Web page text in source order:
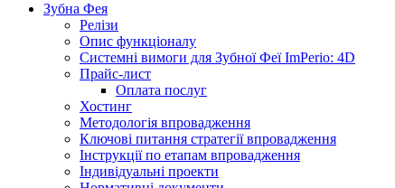
Зубна Фея
Релізи
Опис функціоналу
Системні вимоги для Зубної Феї ImPerio: 4D
Прайс-лист
Оплата послуг
Хостинг
Методологія впровадження
Ключові питання стратегії впровадження
Інструкції по етапам впровадження
Індивідуальні проекти